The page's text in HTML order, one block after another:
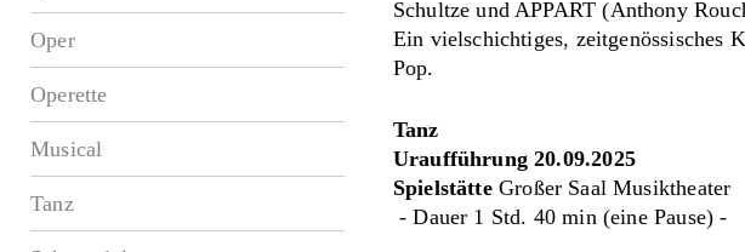
Oper
Operette
Musical
Tanz
Schultze und APPART (Anthony
Ein vielschichtiges, zeitgenössisches
Pop.
Tanz
Uraufführung 20.09.2025
SpielstätteGroßer Saal Musiktheater
- Dauer 1 Std. 40 min (eine Pause) -